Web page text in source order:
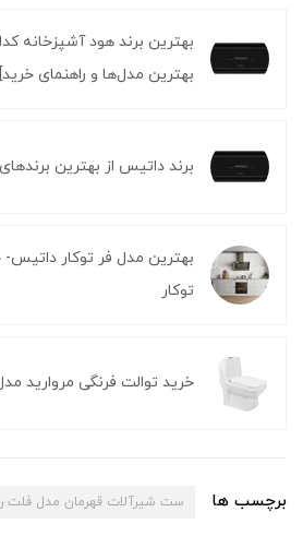
بهترین برند هود آشپزخانه
بهترین مدل‌ها و راهنمای خرید]
برند داتیس از بهترین
بهترین مدل فر توکار
توکار
خرید توالت فرنگی مروارید
برچسب ها ست شیرآلات قهرمان مدل فلت